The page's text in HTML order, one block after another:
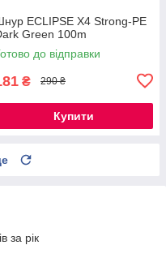
ECLIPSE X4 Strong-PE
Green 100m
до відправки
₴ 290 ₴
Купити
за рік